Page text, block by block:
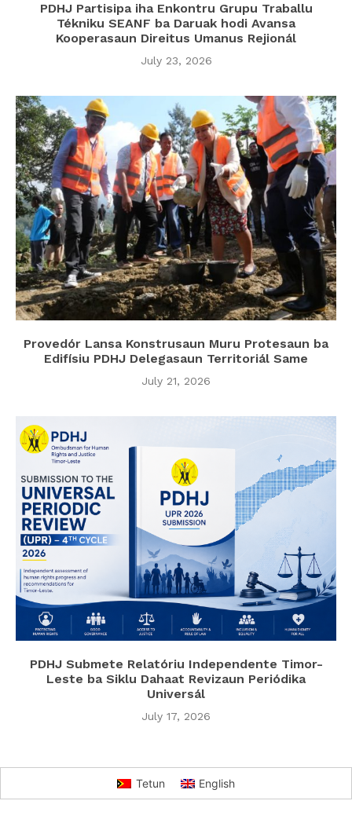
PDHJ Partisipa iha Enkontru Grupu Traballu
Tékniku SEANF ba Daruak hodi Avansa
Kooperasaun Direitus Umanus Rejionál
July 23, 2026
Provedór Lansa Konstrusaun Muru Protesaun ba
Edifísiu PDHJ Delegasaun Territoriál Same
July 21, 2026
PDHJ Submete Relatóriu Independente Timor-
Leste ba Siklu Dahaat Revizaun Periódika
Universál
July 17, 2026
Tetun English